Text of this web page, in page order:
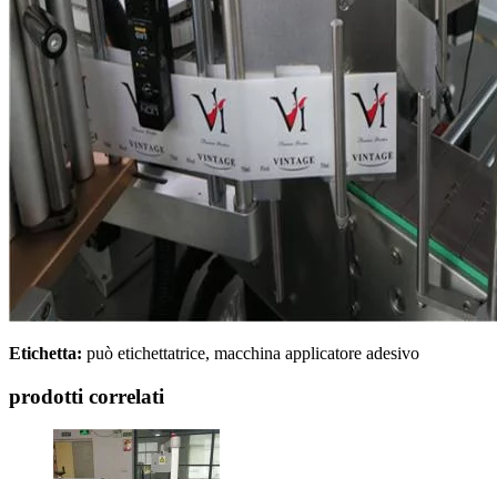
Etichetta: può etichettatrice, macchina applicatore adesivo
prodotti correlati